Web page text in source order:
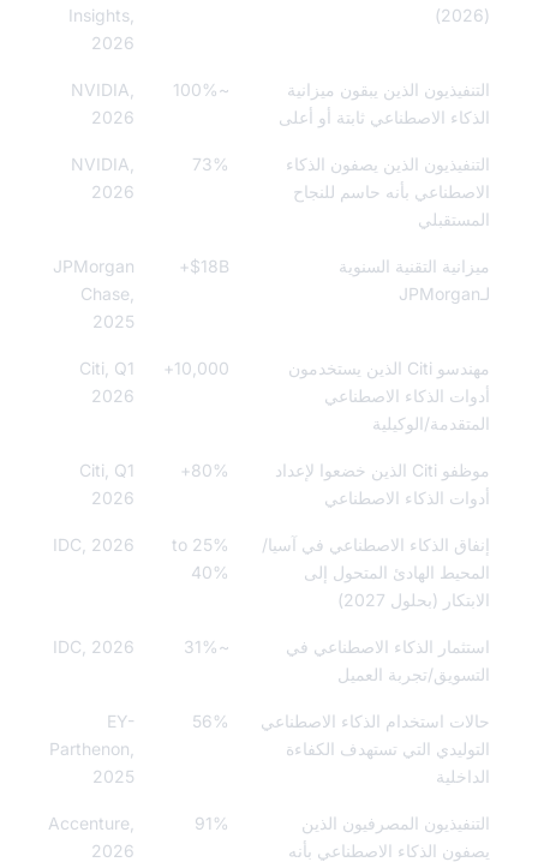
الذين يبقون ميزانية
الاصطناعي ثابتة أو أعلى
~100%
NVIDIA,
الذين يصفون الذكاء
بأنه حاسم للنجاح
73%
NVIDIA,
التقنية السنوية
JPMorgan
مهندسو Citi الذين يستخدمون
الذكاء الاصطناعي
الوكيلية
10,000+
Citi, Q1
موظفو Citi الذين خضعوا لإعداد
الذكاء الاصطناعي
80%+
Citi, Q1
الذكاء الاصطناعي في آسيا/
الهادئ المتحول إلى
(بحلول 2027)
IDC, 2026
الذكاء الاصطناعي في
تجربة العميل
~31%
IDC, 2026
استخدام الذكاء الاصطناعي
التي تستهدف الكفاءة
56%
EY-
Parthenon,
المصرفيون الذين
الذكاء الاصطناعي بأنه
Accenture,